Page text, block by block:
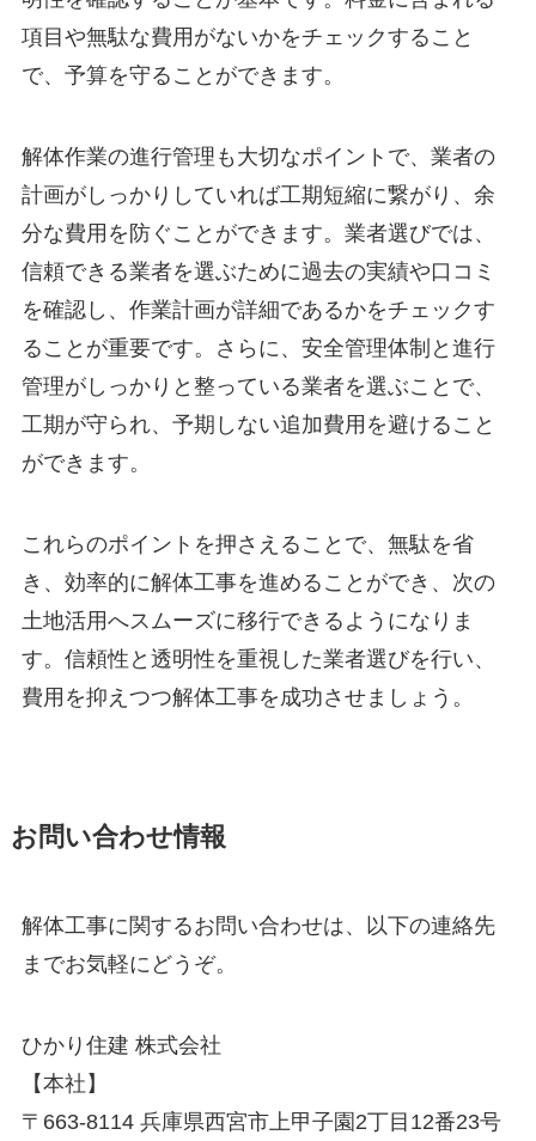
項目や無駄な費用がないかをチェックすること
で、予算を守ることができます。
解体作業の進行管理も大切なポイントで、業者の
計画がしっかりしていれば工期短縮に繋がり、余
分な費用を防ぐことができます。業者選びでは、
信頼できる業者を選ぶために過去の実績や口コミ
を確認し、作業計画が詳細であるかをチェックす
ることが重要です。さらに、安全管理体制と進行
管理がしっかりと整っている業者を選ぶことで、
工期が守られ、予期しない追加費用を避けること
ができます。
これらのポイントを押さえることで、無駄を省
き、効率的に解体工事を進めることができ、次の
土地活用へスムーズに移行できるようになりま
す。信頼性と透明性を重視した業者選びを行い、
費用を抑えつつ解体工事を成功させましょう。
お問い合わせ情報
解体工事に関するお問い合わせは、以下の連絡先
までお気軽にどうぞ。
ひかり住建 株式会社
【本社】
〒663-8114 兵庫県西宮市上甲子園2丁目12番23号